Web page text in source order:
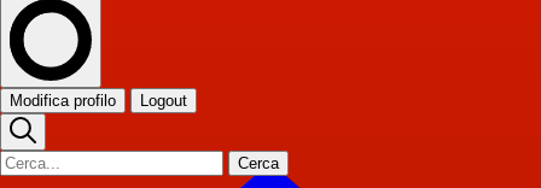
Modifica profilo Logout
Cerca